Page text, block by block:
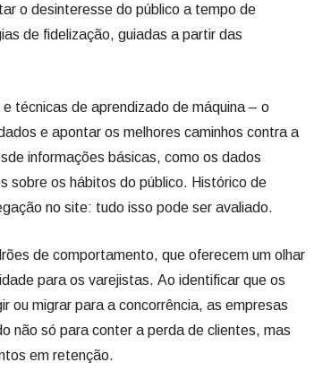
o desinteresse do público a tempo de
de fidelização, guiadas a partir das
técnicas de aprendizado de máquina – o
e apontar os melhores caminhos contra a
informações básicas, como os dados
sobre os hábitos do público. Histórico de
no site: tudo isso pode ser avaliado.
de comportamento, que oferecem um olhar
para os varejistas. Ao identificar que os
ou migrar para a concorrência, as empresas
não só para conter a perda de clientes, mas
em retenção.